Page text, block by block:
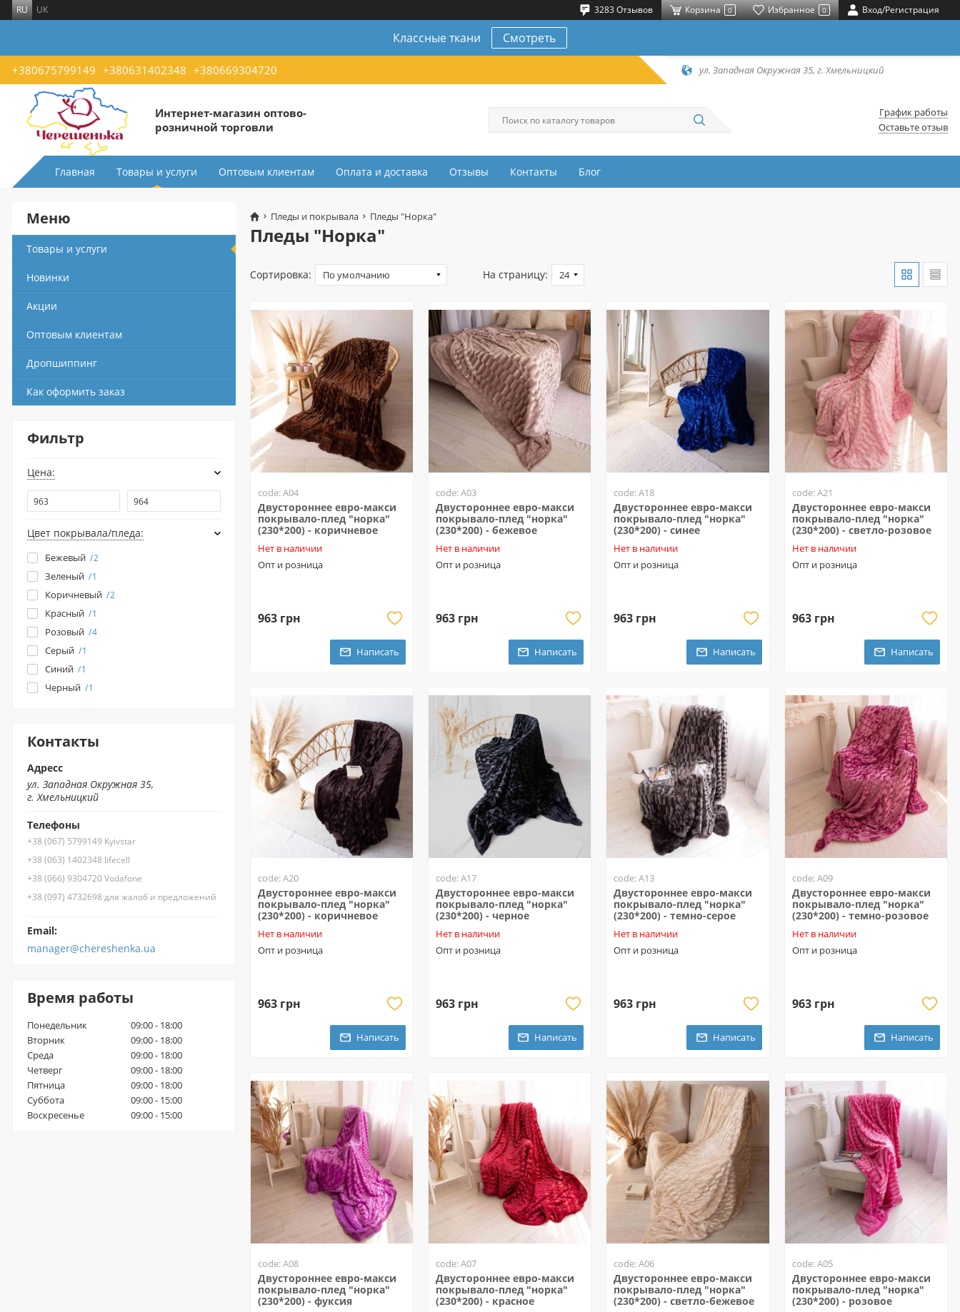
RU UK 3283 Отзывов Корзина 0 Избранное 0 Вход/Регистрация
Классные ткани Смотреть
+380675799149 +380631402348 +380669304720 ул. Западная Окружная 35, г. Хмельницкий
Интернет-магазин оптово-
розничной торговли
График работы
Оставьте отзыв
Главная Товары и услуги Оптовым клиентам Оплата и доставка Отзывы Контакты Блог
Пледы и покрывала Пледы "Норка"
Пледы "Норка"
Сортировка: На страницу:
code: A04
Двустороннее евро-макси
покрывало-плед "норка"
(230*200) - коричневое
Нет в наличии
Опт и розница
963 грн
Написать
code: A03
Двустороннее евро-макси
покрывало-плед "норка"
(230*200) - бежевое
Нет в наличии
Опт и розница
963 грн
Написать
code: A18
Двустороннее евро-макси
покрывало-плед "норка"
(230*200) - синее
Нет в наличии
Опт и розница
963 грн
Написать
code: A21
Двустороннее евро-макси
покрывало-плед "норка"
(230*200) - светло-розовое
Нет в наличии
Опт и розница
963 грн
Написать
code: A20
Двустороннее евро-макси
покрывало-плед "норка"
(230*200) - коричневое
Нет в наличии
Опт и розница
963 грн
Написать
code: A17
Двустороннее евро-макси
покрывало-плед "норка"
(230*200) - черное
Нет в наличии
Опт и розница
963 грн
Написать
code: A13
Двустороннее евро-макси
покрывало-плед "норка"
(230*200) - темно-серое
Нет в наличии
Опт и розница
963 грн
Написать
code: A09
Двустороннее евро-макси
покрывало-плед "норка"
(230*200) - темно-розовое
Нет в наличии
Опт и розница
963 грн
Написать
code: A08
Двустороннее евро-макси
покрывало-плед "норка"
(230*200) - фуксия
code: A07
Двустороннее евро-макси
покрывало-плед "норка"
(230*200) - красное
code: A06
Двустороннее евро-макси
покрывало-плед "норка"
(230*200) - светло-бежевое
code: A05
Двустороннее евро-макси
покрывало-плед "норка"
(230*200) - розовое
Меню
Товары и услуги
Новинки
Акции
Оптовым клиентам
Дропшиппинг
Как оформить заказ
Фильтр
Цена:
Цвет покрывала/пледа:
Бежевый 2
Зеленый 1
Коричневый 2
Красный 1
Розовый 4
Серый 1
Синий 1
Черный 1
Контакты
Адресс
ул. Западная Окружная 35,
г. Хмельницкий
Телефоны
+38 (067) 5799149 Kyivstar
+38 (063) 1402348 lifecell
+38 (066) 9304720 Vodafone
+38 (097) 4732698 для жалоб и предложений
Email:
manager@chereshenka.ua
Время работы
Понедельник
09:00 - 18:00
Вторник
09:00 - 18:00
Среда
09:00 - 18:00
Четверг
09:00 - 18:00
Пятница
09:00 - 18:00
Суббота
09:00 - 15:00
Воскресенье
09:00 - 15:00